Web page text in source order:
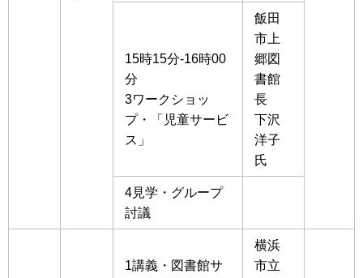
15時15分-16時00
分
3ワークショッ
プ・「児童サービ
ス」
飯田
市上
郷図
書館
長
下沢
洋子
氏
4見学・グループ
討議
1講義・図書館サ
横浜
市立